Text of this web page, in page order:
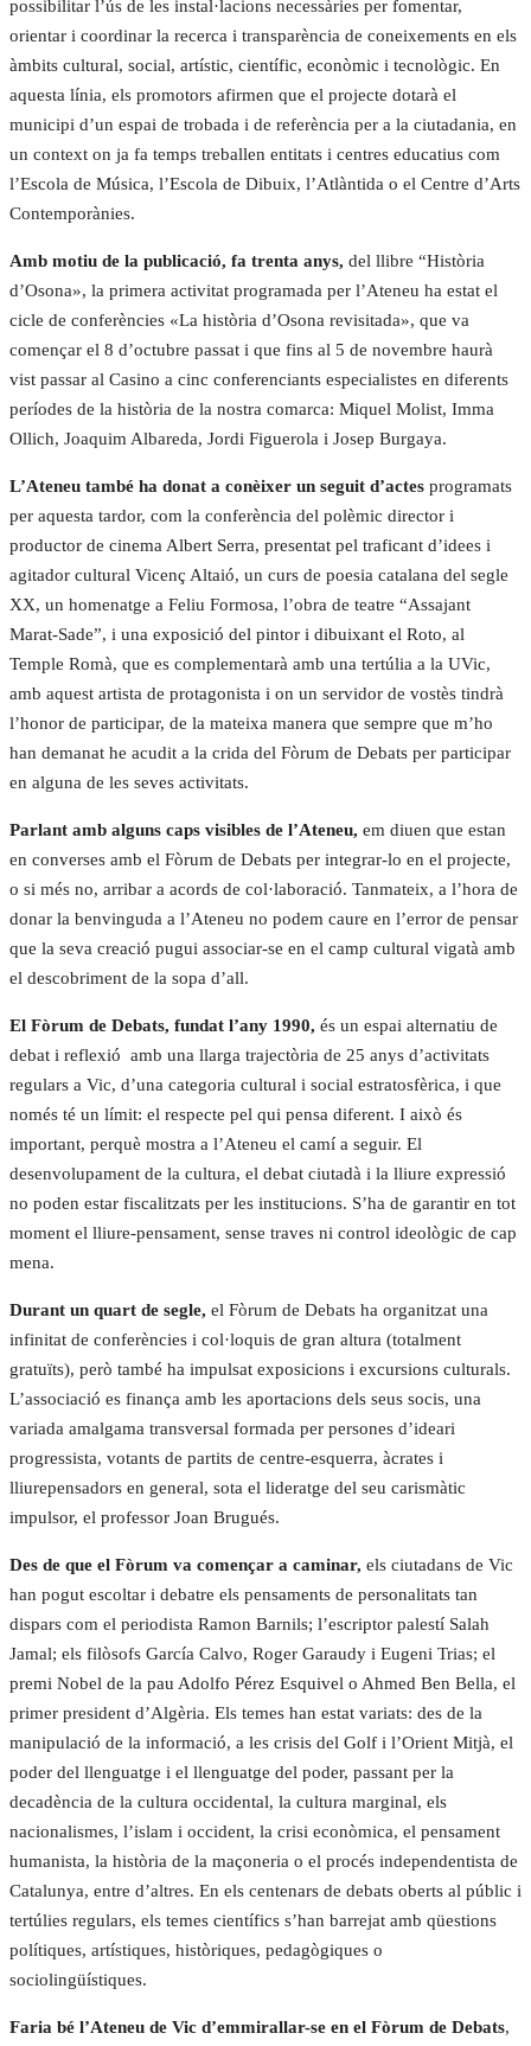
possibilitar l’ús de les instal·lacions necessàries per fomentar,
orientar i coordinar la recerca i transparència de coneixements en els
àmbits cultural, social, artístic, científic, econòmic i tecnològic. En
aquesta línia, els promotors afirmen que el projecte dotarà el
municipi d’un espai de trobada i de referència per a la ciutadania, en
un context on ja fa temps treballen entitats i centres educatius com
l’Escola de Música, l’Escola de Dibuix, l’Atlàntida o el Centre d’Arts
Contemporànies.
Amb motiu de la publicació, fa trenta anys, del llibre “Història
d’Osona», la primera activitat programada per l’Ateneu ha estat el
cicle de conferències «La història d’Osona revisitada», que va
començar el 8 d’octubre passat i que fins al 5 de novembre haurà
vist passar al Casino a cinc conferenciants especialistes en diferents
períodes de la història de la nostra comarca: Miquel Molist, Imma
Ollich, Joaquim Albareda, Jordi Figuerola i Josep Burgaya.
L’Ateneu també ha donat a conèixer un seguit d’actes programats
per aquesta tardor, com la conferència del polèmic director i
productor de cinema Albert Serra, presentat pel traficant d’idees i
agitador cultural Vicenç Altaió, un curs de poesia catalana del segle
XX, un homenatge a Feliu Formosa, l’obra de teatre “Assajant
Marat-Sade”, i una exposició del pintor i dibuixant el Roto, al
Temple Romà, que es complementarà amb una tertúlia a la UVic,
amb aquest artista de protagonista i on un servidor de vostès tindrà
l’honor de participar, de la mateixa manera que sempre que m’ho
han demanat he acudit a la crida del Fòrum de Debats per participar
en alguna de les seves activitats.
Parlant amb alguns caps visibles de l’Ateneu, em diuen que estan
en converses amb el Fòrum de Debats per integrar-lo en el projecte,
o si més no, arribar a acords de col·laboració. Tanmateix, a l’hora de
donar la benvinguda a l’Ateneu no podem caure en l’error de pensar
que la seva creació pugui associar-se en el camp cultural vigatà amb
el descobriment de la sopa d’all.
El Fòrum de Debats, fundat l’any 1990, és un espai alternatiu de
debat i reflexió amb una llarga trajectòria de 25 anys d’activitats
regulars a Vic, d’una categoria cultural i social estratosfèrica, i que
només té un límit: el respecte pel qui pensa diferent. I això és
important, perquè mostra a l’Ateneu el camí a seguir. El
desenvolupament de la cultura, el debat ciutadà i la lliure expressió
no poden estar fiscalitzats per les institucions. S’ha de garantir en tot
moment el lliure-pensament, sense traves ni control ideològic de cap
mena.
Durant un quart de segle, el Fòrum de Debats ha organitzat una
infinitat de conferències i col·loquis de gran altura (totalment
gratuïts), però també ha impulsat exposicions i excursions culturals.
L’associació es finança amb les aportacions dels seus socis, una
variada amalgama transversal formada per persones d’ideari
progressista, votants de partits de centre-esquerra, àcrates i
lliurepensadors en general, sota el lideratge del seu carismàtic
impulsor, el professor Joan Brugués.
Des de que el Fòrum va començar a caminar, els ciutadans de Vic
han pogut escoltar i debatre els pensaments de personalitats tan
dispars com el periodista Ramon Barnils; l’escriptor palestí Salah
Jamal; els filòsofs García Calvo, Roger Garaudy i Eugeni Trias; el
premi Nobel de la pau Adolfo Pérez Esquivel o Ahmed Ben Bella, el
primer president d’Algèria. Els temes han estat variats: des de la
manipulació de la informació, a les crisis del Golf i l’Orient Mitjà, el
poder del llenguatge i el llenguatge del poder, passant per la
decadència de la cultura occidental, la cultura marginal, els
nacionalismes, l’islam i occident, la crisi econòmica, el pensament
humanista, la història de la maçoneria o el procés independentista de
Catalunya, entre d’altres. En els centenars de debats oberts al públic i
tertúlies regulars, els temes científics s’han barrejat amb qüestions
polítiques, artístiques, històriques, pedagògiques o
sociolingüístiques.
Faria bé l’Ateneu de Vic d’emmirallar-se en el Fòrum de Debats,